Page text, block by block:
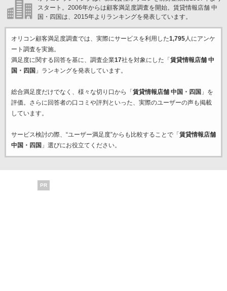
スタート。2006年からは顧客満足度調査を開始。賃貸情報店舗 中
国・四国は、2015年よりランキングを発表しています。
オリコン顧客満足度調査では、実際にサービスを利用した1,795人にアンケ
ート調査を実施。
満足度に関する回答を基に、調査企業17社を対象にした「 賃貸情報店舗 中
国・四国 」ランキングを発表しています。
総合満足度だけでなく、様々な切り口から「 賃貸情報店舗 中国・四国 」を
評価。さらに回答者の口コミや評判といった、実際のユーザーの声も掲載
しています。
サービス検討の際、“ユーザー満足度”からも比較することで「 賃貸情報店舗
中国・四国 」選びにお役立てください。
PR